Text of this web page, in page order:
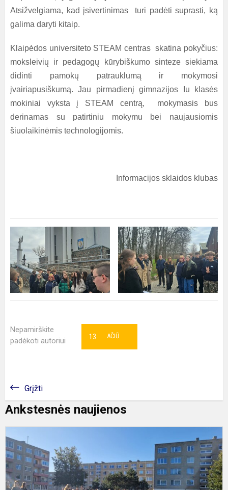
Atsižvelgiama, kad įsivertinimas turi padėti suprasti, ką
galima daryti kitaip.
Klaipėdos universiteto STEAM centras skatina pokyčius:
moksleivių ir pedagogų kūrybiškumo sinteze siekiama
didinti pamokų patrauklumą ir mokymosi
įvairiapusiškumą. Jau pirmadienį gimnazijos Iu klasės
mokiniai vyksta į STEAM centrą, mokymasis bus
derinamas su patirtiniu mokymu bei naujausiomis
šiuolaikinėmis technologijomis.
Informacijos sklaidos klubas
Nepamirškite
padėkoti autoriui
AČIŪ
13
Grįžti
Ankstesnės naujienos